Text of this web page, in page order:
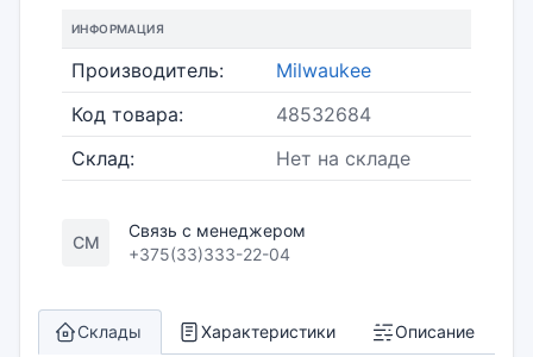
ИНФОРМАЦИЯ
Производитель:
Milwaukee
Код товара:
48532684
Склад:
Нет на складе
СМ
Связь с менеджером
+375(33)333-22-04
Склады Характеристики Описание